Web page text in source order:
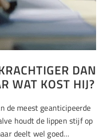
DAN
WAT KOST HIJ?
de meest geanticipeerde
houdt de lippen stijf op
deelt wel goed…